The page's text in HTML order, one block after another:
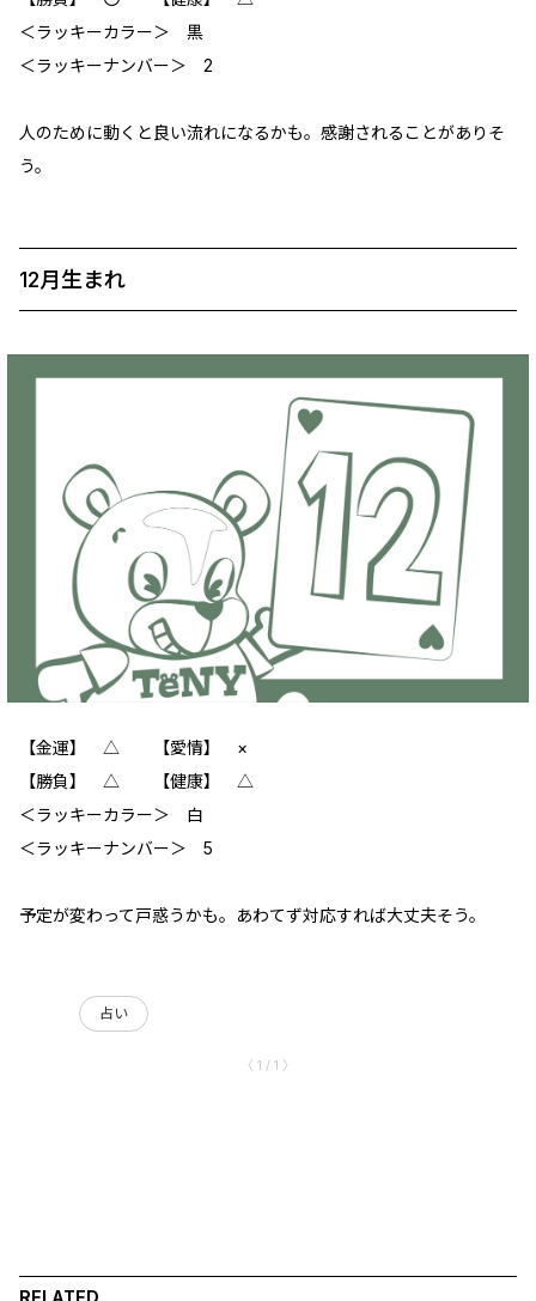
‪＜ラッキーカラー＞ 黒
＜ラッキーナンバー＞ 2
人のために動くと良い流れになるかも。感謝されることがありそ
う。
12月生まれ
【金運】 △ 【愛情】 ×
【勝負】 △ 【健康】 △
＜ラッキーカラー＞ 白
＜ラッキーナンバー＞ 5
予定が変わって戸惑うかも。あわてず対応すれば大丈夫そう。
占い
〈 1 / 1 〉
RELATED